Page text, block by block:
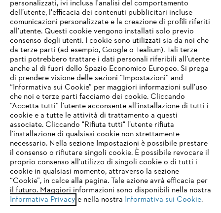
L’azienda
STIHL FAQ
Service
Termini e condizioni generali Privacy policy
Note legali Cookies Informazioni legali
Andreas STIHL S.p.A. - Viale delle Industrie, 15
IHR BROWSER WIRD NICHT
UNTERSTÜTZT
Sie nutzen einen Browser, den wir noch nicht unterstützen. Für
eine optimale Nutzung unserer Seite empfehlen wir Ihnen, zu
einem der folgenden Browser zu wechseln:
firefox chrome
personalizzati, ivi inclusa l'analisi del comportamento
dell’utente, l'efficacia dei contenuti pubblicitari incluse
comunicazioni personalizzate e la creazione di profili riferiti
all’utente. Questi cookie vengono installati solo previo
consenso degli utenti. I cookie sono utilizzati sia da noi che
da terze parti (ad esempio, Google o Tealium). Tali terze
parti potrebbero trattare i dati personali riferibili all’utente
anche al di fuori dello Spazio Economico Europeo. Si prega
di prendere visione delle sezioni “Impostazioni” and
“Informativa sui Cookie” per maggiori informazioni sull’uso
che noi e terze parti facciamo dei cookie. Cliccando
“Accetta tutti” l’utente acconsente all’installazione di tutti i
cookie e a tutte le attività di trattamento a questi
associate. Cliccando "Rifiuta tutti" l’utente rifiuta
l’installazione di qualsiasi cookie non strettamente
necessario. Nella sezione Impostazioni è possibile prestare
il consenso o rifiutare singoli cookie. È possibile revocare il
proprio consenso all'utilizzo di singoli cookie o di tutti i
cookie in qualsiasi momento, attraverso la sezione
“Cookie”, in calce alla pagina. Tale azione avrà efficacia per
il futuro. Maggiori informazioni sono disponibili nella nostra
Informativa Privacy e nella nostra Informativa sui Cookie.